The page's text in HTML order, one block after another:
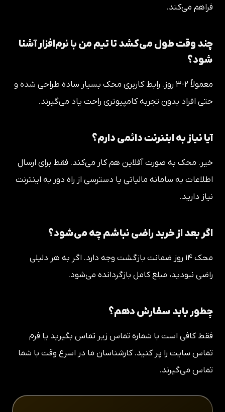
فراهم می‌کند.
چند وقت طول می‌کشد تا تیم من با نرم‌افزار آشنا
شود؟
معمولاً ۲-۳ روز. رابط کاربری محک بسیار ساده طراحی شده و
حتی افراد بدون تجربه کامپیوتری راحت یاد می‌گیرند.
آیا نیاز به اینترنت دائمی دارم؟
خیر. محک به صورت آفلاین هم کار می‌کند. فقط برای ارسال
اطلاعات به سامانه مالیاتی یا دسترسی از راه دور به اینترنت
نیاز دارید.
اگر بعد از خرید راضی نباشم چه می‌شود؟
محک ۱۴ روز ضمانت بازگشت وجه دارد. اگر به هر دلیلی
راضی نبودید، مبلغ کامل بازگردانده می‌شود.
چطور باید سفارش دهم؟
فقط کافی است با شماره تماس زیر تماس بگیرید یا فرم
تماس سایت را پر کنید. کارشناسان ما در اسرع وقت با شما
تماس می‌گیرند.